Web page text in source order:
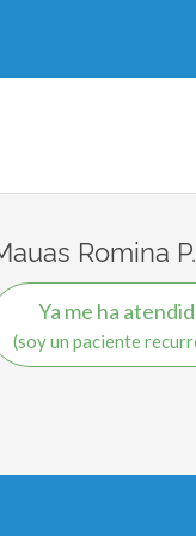
Romina
Ya me ha
(soy un paciente